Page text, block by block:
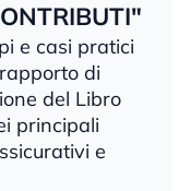
e casi pratici
di
del Libro
principali
e